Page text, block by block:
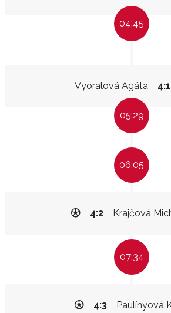
04:45
Vyoralová Agáta 4:1
05:29
06:05
Krajčová
4:2
07:34
Paulínyová
4:3